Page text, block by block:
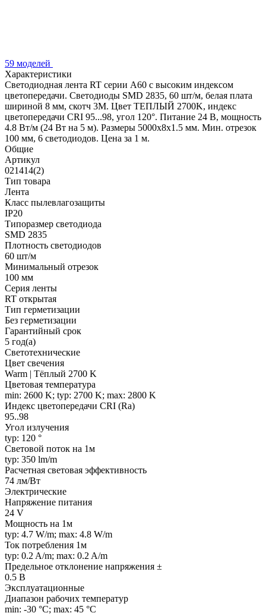
59 моделей
Характеристики
Светодиодная лента RT серии A60 с высоким индексом
цветопередачи. Светодиоды SMD 2835, 60 шт/м, белая плата
шириной 8 мм, скотч 3М. Цвет ТЕПЛЫЙ 2700K, индекс
цветопередачи CRI 95...98, угол 120°. Питание 24 В, мощность
4.8 Вт/м (24 Вт на 5 м). Размеры 5000х8х1.5 мм. Мин. отрезок
100 мм, 6 светодиодов. Цена за 1 м.
Общие
Артикул
021414(2)
Тип товара
Лента
Класс пылевлагозащиты
IP20
Типоразмер светодиода
SMD 2835
Плотность светодиодов
60 шт/м
Минимальный отрезок
100 мм
Серия ленты
RT открытая
Тип герметизации
Без герметизации
Гарантийный срок
5 год(а)
Светотехнические
Цвет свечения
Warm | Тёплый 2700 K
Цветовая температура
min: 2600 K; typ: 2700 K; max: 2800 K
Индекс цветопередачи CRI (Ra)
95..98
Угол излучения
typ: 120 °
Световой поток на 1м
typ: 350 lm/m
Расчетная световая эффективность
74 лм/Вт
Электрические
Напряжение питания
24 V
Мощность на 1м
typ: 4.7 W/m; max: 4.8 W/m
Ток потребления 1м
typ: 0.2 A/m; max: 0.2 A/m
Предельное отклонение напряжения ±
0.5 В
Эксплуатационные
Диапазон рабочих температур
min: -30 °C; max: 45 °C